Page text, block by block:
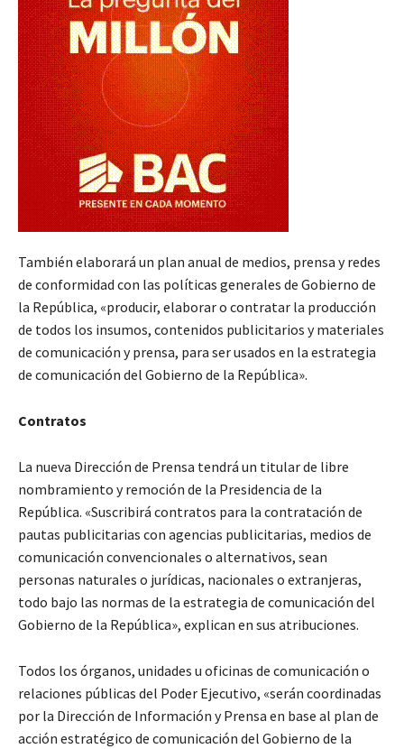
También elaborará un plan anual de medios, prensa y redes
de conformidad con las políticas generales de Gobierno de
la República, «producir, elaborar o contratar la producción
de todos los insumos, contenidos publicitarios y materiales
de comunicación y prensa, para ser usados en la estrategia
de comunicación del Gobierno de la República».
Contratos
La nueva Dirección de Prensa tendrá un titular de libre
nombramiento y remoción de la Presidencia de la
República. «Suscribirá contratos para la contratación de
pautas publicitarias con agencias publicitarias, medios de
comunicación convencionales o alternativos, sean
personas naturales o jurídicas, nacionales o extranjeras,
todo bajo las normas de la estrategia de comunicación del
Gobierno de la República», explican en sus atribuciones.
Todos los órganos, unidades u oficinas de comunicación o
relaciones públicas del Poder Ejecutivo, «serán coordinadas
por la Dirección de Información y Prensa en base al plan de
acción estratégico de comunicación del Gobierno de la